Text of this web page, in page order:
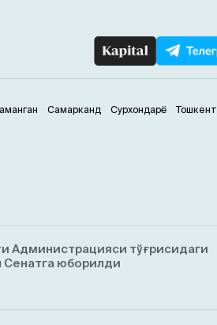
Самарканд Сурхондарё Тошкент
Администрацияси тўғрисидаги
Сенатга юборилди